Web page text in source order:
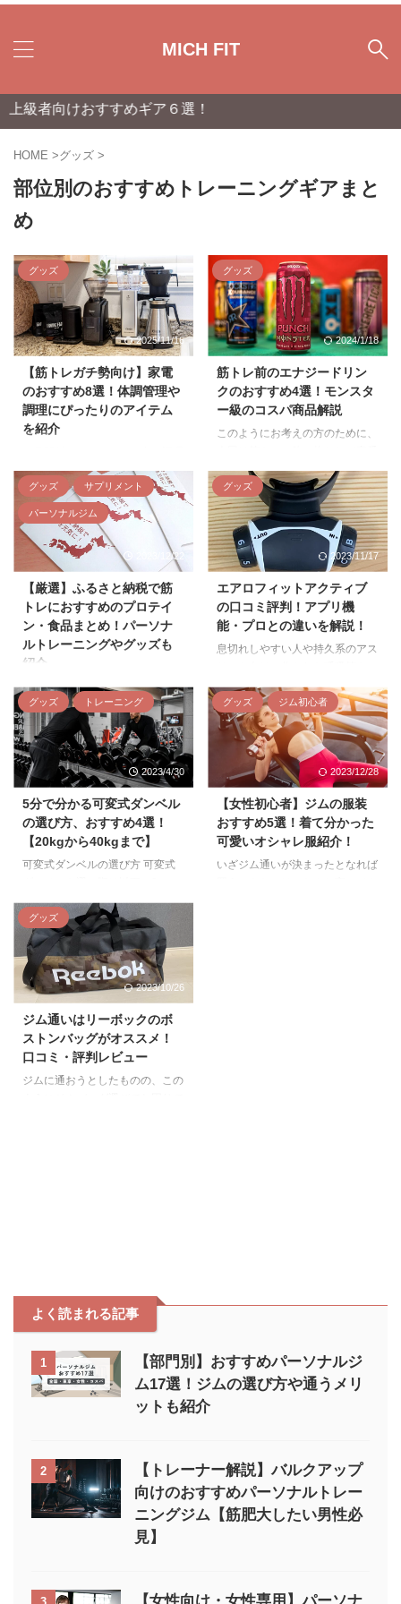
MICH FIT
者向けおすすめギア６選！
HOME >グッズ >
部位別のおすすめトレーニングギアまと
め
グッズ
2025/11/16
【筋トレガチ勢向け】家電
のおすすめ8選！体調管理や
調理にぴったりのアイテム
を紹介
器具や体調管理できる家電も筋ト
レのパフォーマンス向上に役立つ
ことをご存じですか？ そこで今
回はトレーニンググッズ以外に役
立つ筋トレにおすすめの家電を8
選紹介するので、ぜひ参考にして
するおすすめ家電8選！ 今回紹介
する筋トレ効果がアップするおす
すめ家電は以下の8つです。 体重
計…日々の体重管理用 デジタル
調整 空気清浄機…健康維持（良
質な休息・睡眠時間の確保や体温
管理など） マッサージガン…筋
肉・筋膜ケア ミキサー…プ ...
グッズ
2024/1/18
筋トレ前のエナジードリン
クのおすすめ4選！モンスタ
ー級のコスパ商品解説
このようにお考えの方のために、
のエナジードリンクが筋トレに及
ぼす効果やおすすめのエナジード
リンクを紹介します。 あなたに
合うエナジードリンクがきっと見
つかるので、ぜひ最後までご覧く
ださい。 エナジードリンクが筋
トレに及ぼす効果 エナジードリ
ンクに含まれる様々な成分を摂取
することで、筋トレのパフォーマ
ンスアップに繋がるとされていま
す。 どんな成分がどのような働
ミンB群 カフェイン カフェイン
は集中力の向上、疲労感の軽 ...
グッズ サプリメント
パーソナルジム
2023/12/22
【厳選】ふるさと納税で筋
トレにおすすめのプロテイ
ン・食品まとめ！パーソナ
ルトレーニングやグッズも
紹介
応援したい地域や好きな自治体に
寄付をすることで旬の名産品、お
肉・海鮮・お米などがもらえる
「ふるさと納税」。 実はプロテ
インやホームトレーニンググッ
ズ、さらにはパーソナルトレーニ
存じでしたか？ しかしサイトに
よっては50万品目以上あるた
め、筋トレ役立つグッズを見つけ
るのが大変です。 そこで本記事
すすめのグッズを4つのジャンル
に分けて紹介します。 ふるさと
納税で筋トレにおすすめのプロテ
イン3選 まずはふるさと納税でお
すすめのプロテイン3選を紹介し
ます ...
グッズ
2023/11/17
エアロフィットアクティブ
の口コミ評判！アプリ機
能・プロとの違いを解説！
息切れしやすい人や持久系のアス
ーニング器具のAirofit（エアロフ
ィット）。 このような疑問を持
つ方のために、今回は実際にエア
ロフィットを試した筆者が使用し
て感じたメリット・デメリット、
口コミ評判について解説していき
ます。 エアロフィット利用者の
口コミ評判 トレーニングとして
は良いと思う。 ただ毎回分解し
てあらうのが大変。 引用：
Amazon （前略） 楽しくてやっ
グッズ トレーニング
2023/4/30
5分で分かる可変式ダンベル
の選び方、おすすめ4選！
【20kgから40kgまで】
可変式ダンベルの選び方 可変式
ポイントを考慮しましょう。 最
大重量 可変式ダンベルは安いも
ので1万円程度、高いものになる
と数十万円するものもあります。
これだけ値段に差が出る大きな要
因は最大重量です。 重量が低い
ほど値段も安くなるので、筋トレ
初心者は20kgほどの可変式ダン
ベルがおすすめ。 長年自宅で鍛
えている中上級者は30kgから
40kgの可変式ダンベルを買うの
グッズ ジム初心者
2023/12/28
【女性初心者】ジムの服装
おすすめ5選！着て分かった
可愛いオシャレ服紹介！
いざジム通いが決まったとなれば
グッズ
2023/10/26
ジム通いはリーボックのボ
ストンバッグがオススメ！
口コミ・評判レビュー
ジムに通おうとしたものの、この
リーボックのボストンバッグをジ
ムバッグにした感想 リーボック
のボストンバッグをジムバッグと
して使ってみた感想を紹介しま
す。 容量がちょうど良い デザ ...
よく読まれる記事
1
【部門別】おすすめパーソナルジ
ム17選！ジムの選び方や通うメリ
ットも紹介
2
【トレーナー解説】バルクアップ
向けのおすすめパーソナルトレー
ニングジム【筋肥大したい男性必
見】
【女性向け・女性専用】パーソナ